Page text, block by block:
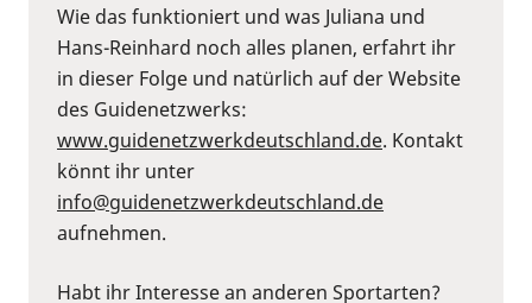
Wie das funktioniert und was Juliana und
Hans-Reinhard noch alles planen, erfahrt ihr
in dieser Folge und natürlich auf der Website
des Guidenetzwerks:
⁠www.guidenetzwerkdeutschland.de⁠. Kontakt
könnt ihr unter
⁠info@guidenetzwerkdeutschland.de⁠
aufnehmen.
Habt ihr Interesse an anderen Sportarten?